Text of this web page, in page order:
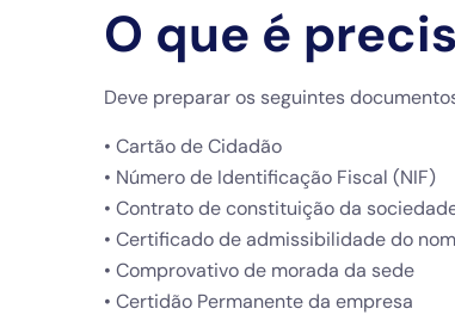
O que é
Deve preparar os seguintes
• Cartão de Cidadão
• Número de Identificação Fiscal (NIF)
• Contrato de constituição da
• Certificado de admissibilidade do
• Comprovativo de morada da sede
• Certidão Permanente da empresa